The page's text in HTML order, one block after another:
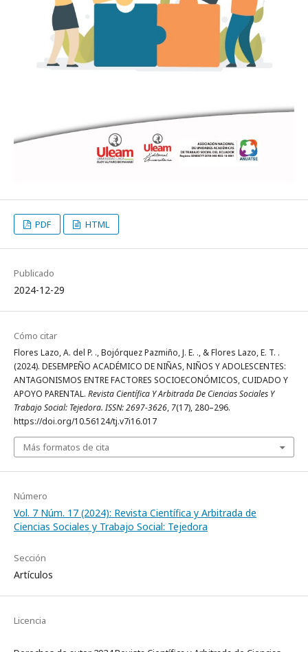
PDF HTML
Publicado
2024-12-29
Cómo citar
Flores Lazo, A. del P. ., Bojórquez Pazmiño, J. E. ., & Flores Lazo, E. T. .
(2024). DESEMPEÑO ACADÉMICO DE NIÑAS, NIÑOS Y ADOLESCENTES:
ANTAGONISMOS ENTRE FACTORES SOCIOECONÓMICOS, CUIDADO Y
APOYO PARENTAL. Revista Científica Y Arbitrada De Ciencias Sociales Y
Trabajo Social: Tejedora. ISSN: 2697-3626, 7(17), 280–296.
https://doi.org/10.56124/tj.v7i16.017
Más formatos de cita
Número
Vol. 7 Núm. 17 (2024): Revista Científica y Arbitrada de
Ciencias Sociales y Trabajo Social: Tejedora
Sección
Artículos
Licencia